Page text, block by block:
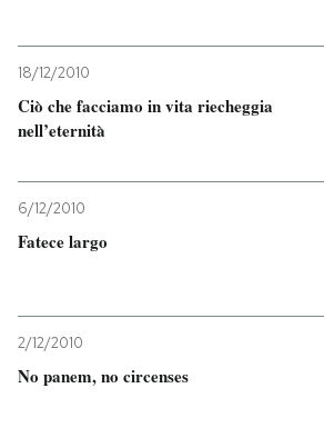
18/12/2010
Ciò che facciamo in vita riecheggia
nell’eternità
6/12/2010
Fatece largo
2/12/2010
No panem, no circenses